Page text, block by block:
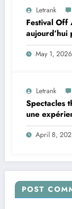
Letrank
Festival Off
aujourd’hui
théâtrale
May 1, 2026
Letrank
Spectacles
une
Festival Off
April 8,
POST